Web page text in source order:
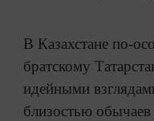
В Казахстане по-
братскому
идейными
близостью